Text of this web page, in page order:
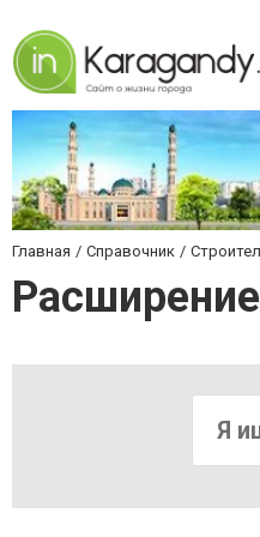
Главная Справочник